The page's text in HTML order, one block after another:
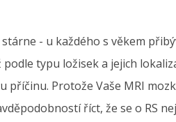
- u každého s věkem
typu ložisek a jejich
Protože Vaše MRI
říct, že se o RS